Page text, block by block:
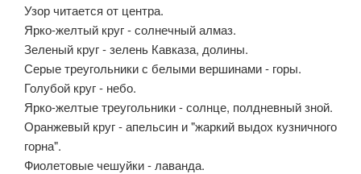
Узор читается от центра.
Ярко-желтый круг - солнечный алмаз.
Зеленый круг - зелень Кавказа, долины.
Серые треугольники с белыми вершинами - горы.
Голубой круг - небо.
Ярко-желтые треугольники - солнце, полдневный зной.
Оранжевый круг - апельсин и "жаркий выдох кузничного
горна".
Фиолетовые чешуйки - лаванда.